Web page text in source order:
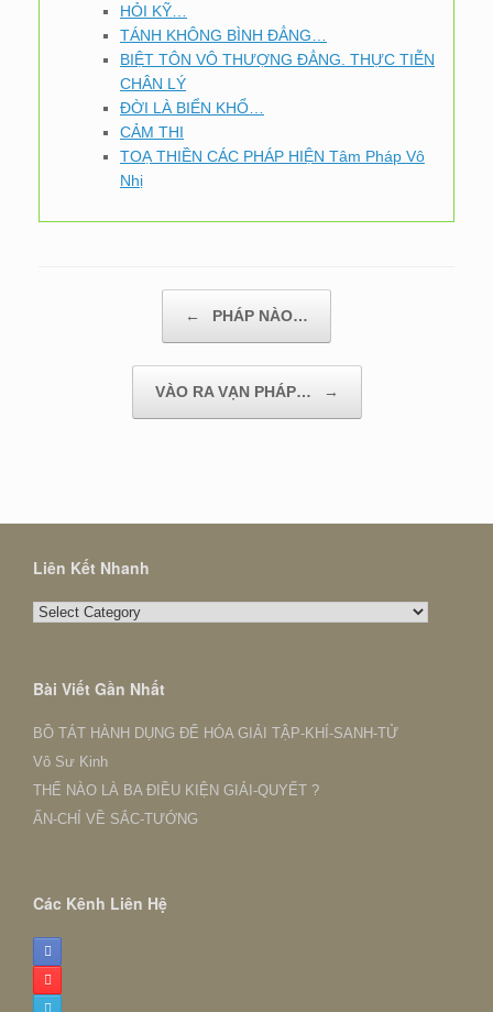
HỎI KỸ…
TÁNH KHÔNG BÌNH ĐẲNG…
BIỆT TÔN VÔ THƯỢNG ĐẲNG. THỰC TIỄN
CHÂN LÝ
ĐỜI LÀ BIỂN KHỔ…
CẢM THI
TOẠ THIỀN CÁC PHÁP HIỆN Tâm Pháp Vô
Nhị
← PHÁP NÀO…
VÀO RA VẠN PHÁP… →
Liên Kết Nhanh
Liên
Bài Viết Gần Nhất
BỒ TÁT HÀNH DỤNG ĐỂ HÓA GIẢI TẬP-KHÍ-SANH-TỬ
Vô Sư Kinh
THẾ NÀO LÀ BA ĐIỀU KIỆN GIẢI-QUYẾT ?
ẤN-CHỈ VỀ SẮC-TƯỚNG
Các Kênh Liên Hệ